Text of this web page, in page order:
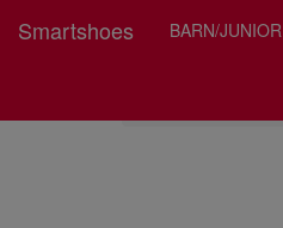
Smartshoes BARN/JUNIOR